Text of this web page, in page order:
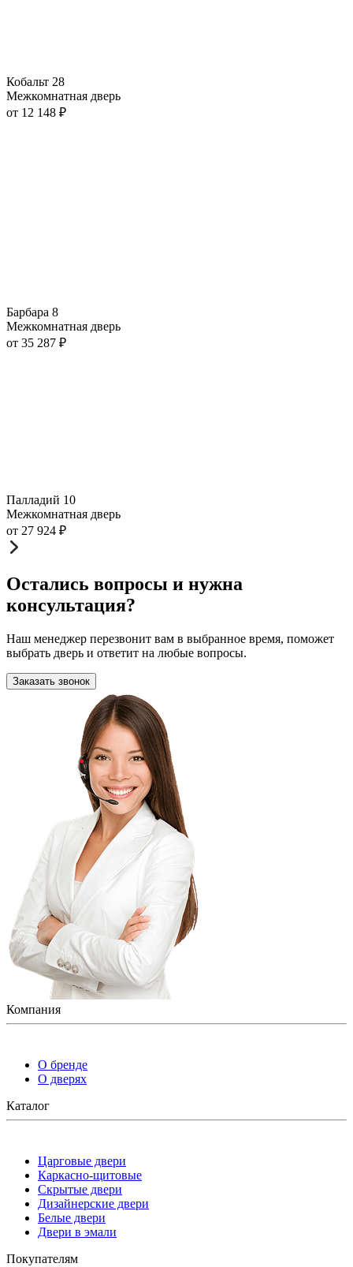
Кобальт 28
Межкомнатная дверь
от 12 148 ₽
Барбара 8
Межкомнатная дверь
от 35 287 ₽
Палладий 10
Межкомнатная дверь
от 27 924 ₽
Остались вопросы и нужна
консультация?
Наш менеджер перезвонит вам в выбранное время, поможет
выбрать дверь и ответит на любые вопросы.
Заказать звонок
Компания
О бренде
О дверях
Каталог
Царговые двери
Каркасно-щитовые
Скрытые двери
Дизайнерские двери
Белые двери
Двери в эмали
Покупателям